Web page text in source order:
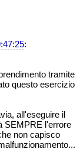
:
tramite
questo esercizio
all'eseguire il
SEMPRE l'errore
non capisco